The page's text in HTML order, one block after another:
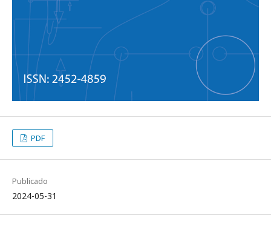
PDF
Publicado
2024-05-31